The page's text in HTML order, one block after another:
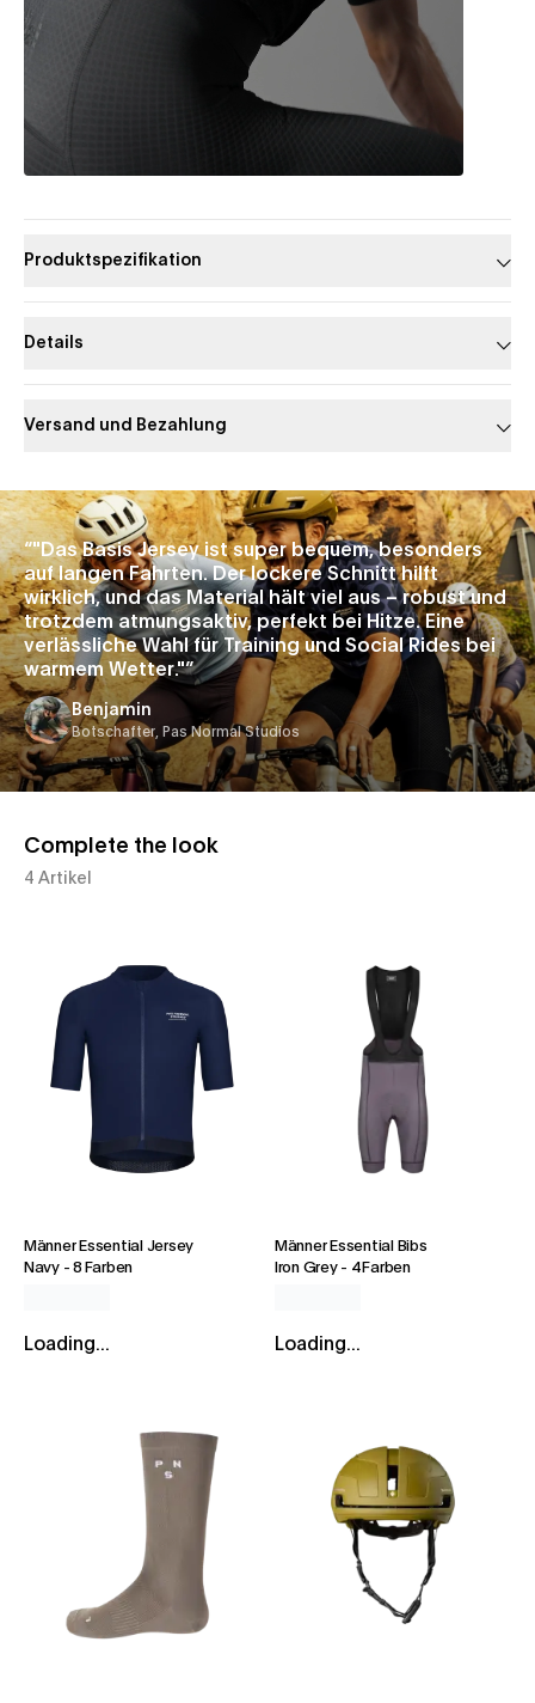
Produktspezifikation
Details
Versand und Bezahlung
Slide 1 of 1
“"Das Basis Jersey ist super bequem, besonders
auf langen Fahrten. Der lockere Schnitt hilft
wirklich, und das Material hält viel aus – robust und
trotzdem atmungsaktiv, perfekt bei Hitze. Eine
verlässliche Wahl für Training und Social Rides bei
warmem Wetter."”
Benjamin
Botschafter, Pas Normal Studios
Complete the look
4 Artikel
Männer Essential Jersey
Navy-8 Farben
Loading...
Männer Essential Bibs
Iron Grey- 4 Farben
Loading...